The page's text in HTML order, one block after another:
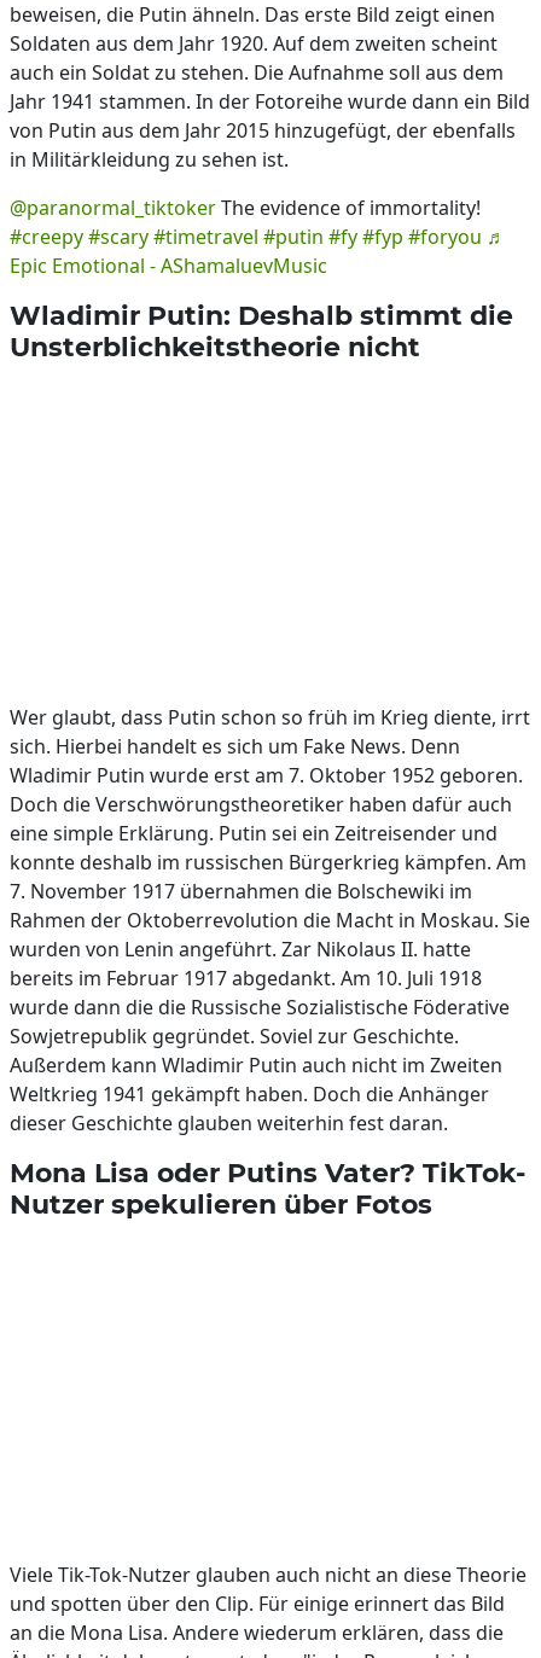
beweisen, die Putin ähneln. Das erste Bild zeigt einen
Soldaten aus dem Jahr 1920. Auf dem zweiten scheint
auch ein Soldat zu stehen. Die Aufnahme soll aus dem
Jahr 1941 stammen. In der Fotoreihe wurde dann ein Bild
von Putin aus dem Jahr 2015 hinzugefügt, der ebenfalls
in Militärkleidung zu sehen ist.
@paranormal_tiktokerThe evidence of immortality!
#creepy#scary#timetravel #putin #fy#fyp #foryou ♬
Epic Emotional - AShamaluevMusic
Wladimir Putin: Deshalb stimmt die
Unsterblichkeitstheorie nicht
Wer glaubt, dass Putin schon so früh im Krieg diente, irrt
sich. Hierbei handelt es sich um Fake News. Denn
Wladimir Putin wurde erst am 7. Oktober 1952 geboren.
Doch die Verschwörungstheoretiker haben dafür auch
eine simple Erklärung. Putin sei ein Zeitreisender und
konnte deshalb im russischen Bürgerkrieg kämpfen. Am
7. November 1917 übernahmen die Bolschewiki im
Rahmen der Oktoberrevolution die Macht in Moskau. Sie
wurden von Lenin angeführt. Zar Nikolaus II. hatte
bereits im Februar 1917 abgedankt. Am 10. Juli 1918
wurde dann die die Russische Sozialistische Föderative
Sowjetrepublik gegründet. Soviel zur Geschichte.
Außerdem kann Wladimir Putin auch nicht im Zweiten
Weltkrieg 1941 gekämpft haben. Doch die Anhänger
dieser Geschichte glauben weiterhin fest daran.
Mona Lisa oder Putins Vater? TikTok-
Nutzer spekulieren über Fotos
Viele Tik-Tok-Nutzer glauben auch nicht an diese Theorie
und spotten über den Clip. Für einige erinnert das Bild
an die Mona Lisa. Andere wiederum erklären, dass die